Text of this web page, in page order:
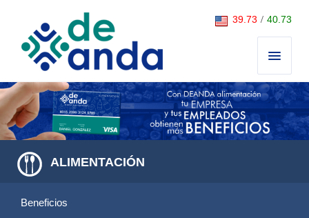
39.73 / 40.73
ALIMENTACIÓN
Beneficios